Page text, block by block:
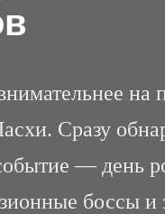
на
Сразу
— день
боссы и